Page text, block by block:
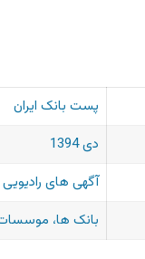
پست بانک ایران
دی 1394
آگهی های رادیویی
بانک ها،